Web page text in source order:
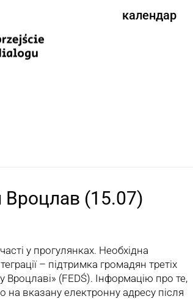
календар
Вроцлав (15.07)
у прогулянках. Необхідна
– підтримка громадян третіх
у Вроцлаві» (FEDŚ). Інформацію про те,
вказану електронну адресу після